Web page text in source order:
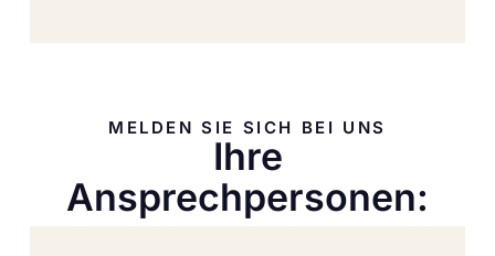
MELDEN SIE SICH BEI UNS
Ihre
Ansprechpersonen: